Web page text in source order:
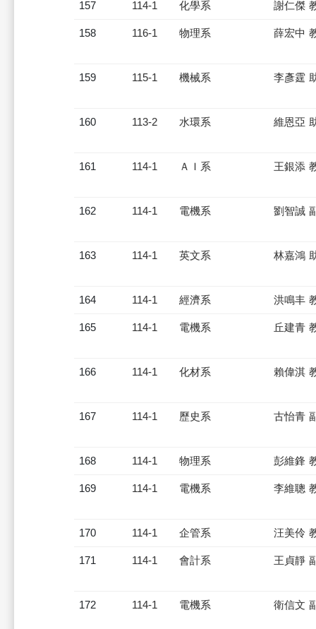
157 114-1 化學系 謝仁傑
158 116-1 物理系 薛宏中
159 115-1 機械系 李彥霆
160 113-2 水環系 維恩亞
161 114-1 ＡＩ系 王銀添
162 114-1 電機系 劉智誠
163 114-1 英文系 林嘉鴻
164 114-1 經濟系 洪鳴丰
165 114-1 電機系 丘建青
166 114-1 化材系 賴偉淇
167 114-1 歷史系 古怡青
168 114-1 物理系 彭維鋒
169 114-1 電機系 李維聰
170 114-1 企管系 汪美伶
171 114-1 會計系 王貞靜
172 114-1 電機系 衛信文